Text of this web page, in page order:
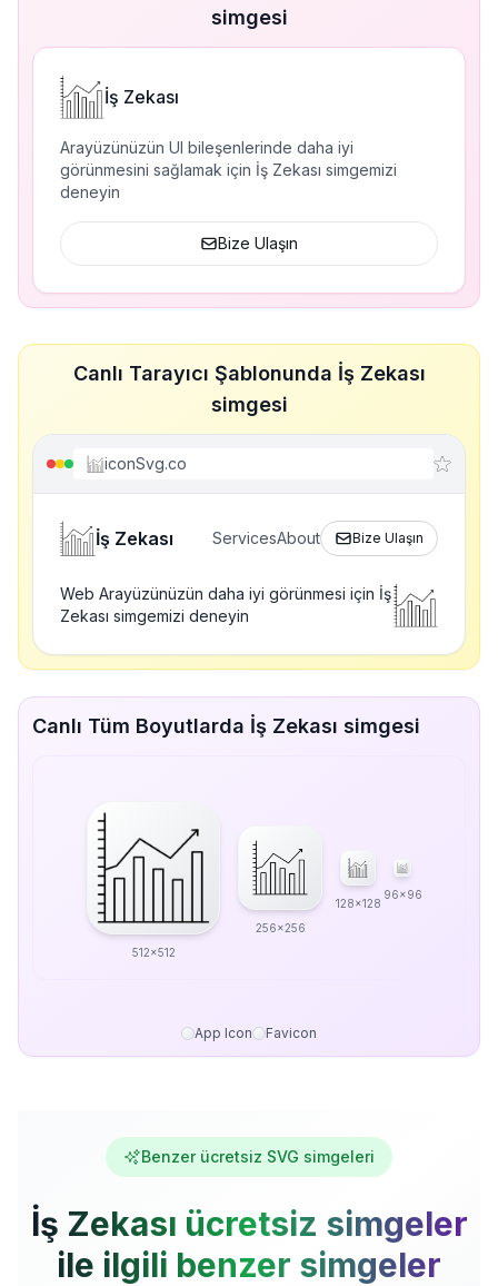
simgesi
İş Zekası
Arayüzünüzün UI bileşenlerinde daha iyi
görünmesini sağlamak için İş Zekası simgemizi
deneyin
Bize Ulaşın
Canlı Tarayıcı Şablonunda İş Zekası
simgesi
iconSvg.co
İş Zekası ServicesAbout Bize Ulaşın
Web Arayüzünüzün daha iyi görünmesi için İş
Zekası simgemizi deneyin
Canlı Tüm Boyutlarda İş Zekası simgesi
512x512
256x256
128x128
96x96
App Icon Favicon
Benzer ücretsiz SVG simgeleri
İş Zekası ücretsiz simgeler
ile ilgili benzer simgeler